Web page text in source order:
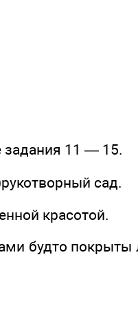
задания 11 — 15.
сад.
красотой.
будто покрыты